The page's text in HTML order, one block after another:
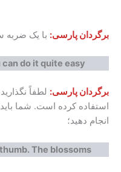
برگردان پارسی: با یک
do it quite easy
برگردان پارسی: لطفاً
استفاده کرده است. شما
انجام دهید؛
The blossoms